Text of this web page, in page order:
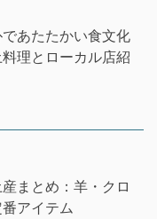
あたたかい食文化
理とローカル店紹
まとめ：羊・クロ
アイテム